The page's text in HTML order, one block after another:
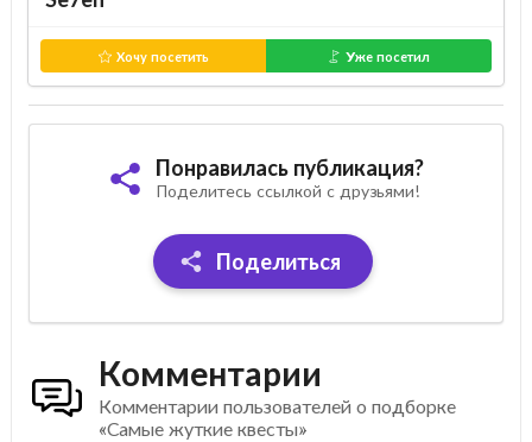
Хочу посетить Уже посетил
Понравилась публикация?
Поделитесь ссылкой с друзьями!
Поделиться
Комментарии
Комментарии пользователей о подборке
«Самые жуткие квесты»